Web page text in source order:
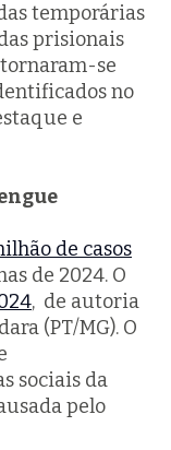
temporárias
prisionais
se
no
e
de casos
de 2024. O
, de autoria
(PT/MG). O
sociais da
pelo